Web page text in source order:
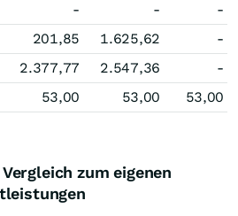
- -
-
201,85 1.625,62
-
2.377,77 2.547,36
-
53,00 53,00 53,00
zum eigenen